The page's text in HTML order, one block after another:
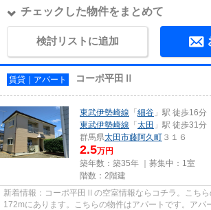
チェックした物件をまとめて
検討リストに追加
賃貸｜アパート コーポ平田Ⅱ
東武伊勢崎線 「 細谷 」駅 徒歩16分
東武伊勢崎線 「 太田 」駅 徒歩31分
群馬県太田市藤阿久町 ３１６
2.5万円
築年数：築35年 ｜募集中： 1室
階数：2階建
新着情報：コーポ平田Ⅱの空室情報ならコチラ。こち
172mにあります。こちらの物件はアパートです。アパ